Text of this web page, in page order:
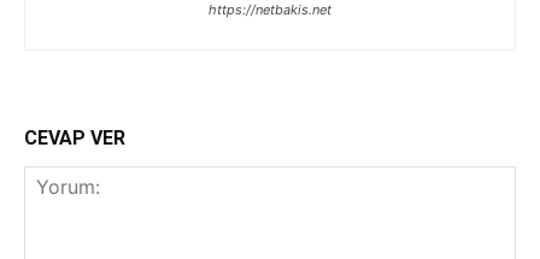
https://netbakis.net
CEVAP VER